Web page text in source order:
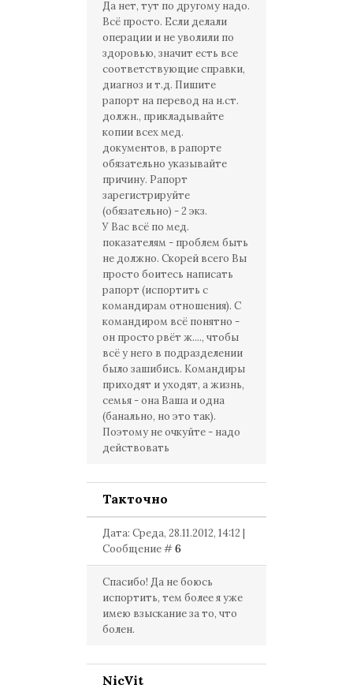
Да нет, тут по другому надо.
Всё просто. Если делали
операции и не уволили по
здоровью, значит есть все
соответствующие справки,
диагноз и т.д. Пишите
рапорт на перевод на н.ст.
должн., прикладывайте
копии всех мед.
документов, в рапорте
обязательно указывайте
причину. Рапорт
зарегистрируйте
(обязательно) - 2 экз.
У Вас всё по мед.
показателям - проблем быть
не должно. Скорей всего Вы
просто боитесь написать
рапорт (испортить с
командирам отношения). С
командиром всё понятно -
он просто рвёт ж...., чтобы
всё у него в подразделении
было зашибись. Командиры
приходят и уходят, а жизнь,
семья - она Ваша и одна
(банально, но это так).
Поэтому не очкуйте - надо
действовать
Такточно
Дата: Среда, 28.11.2012, 14:12 |
Сообщение #6
Спасибо! Да не боюсь
испортить, тем более я уже
имею взыскание за то, что
болен.
NicVit